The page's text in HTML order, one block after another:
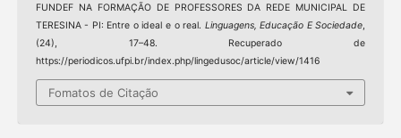
FUNDEF NA FORMAÇÃO DE PROFESSORES DA REDE MUNICIPAL DE
TERESINA - PI: Entre o ideal e o real. Linguagens, Educação E Sociedade
(24), 17–48. Recuperado de
https://periodicos.ufpi.br/index.php/lingedusoc/article/view/1416
Fomatos de Citação